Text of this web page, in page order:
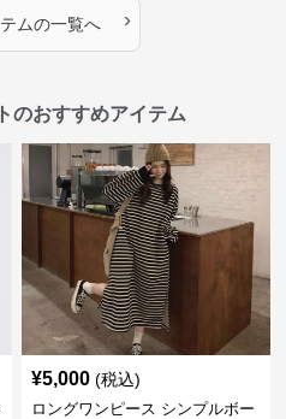
ムの一覧へ ›
のおすすめアイテム
¥5,000 (税込)
ロングワンピース シンプルボー